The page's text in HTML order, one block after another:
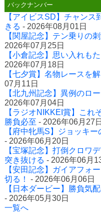
バックナンバー
【アイビスSD】チャン
きる - 2026年08月01日
【関屋記念】テン乗りの
2026年07月25日
【小倉記念】思い入れも
2026年07月18日
【七夕賞】名物レースを
07月11日
【北九州記念】異例のロ
2026年07月04日
【ラジオNIKKEI賞】これ
勝負必至 - 2026年06月27日
【府中牝馬S】ジョッキ
- 2026年06月20日
【宝塚記念】打倒クロワ
突き抜ける - 2026年06月
【安田記念】ガイアフォ
切る！
- 2026年06月06日
【日本ダービー】勝負気
- 2026年05月30日
一覧へ